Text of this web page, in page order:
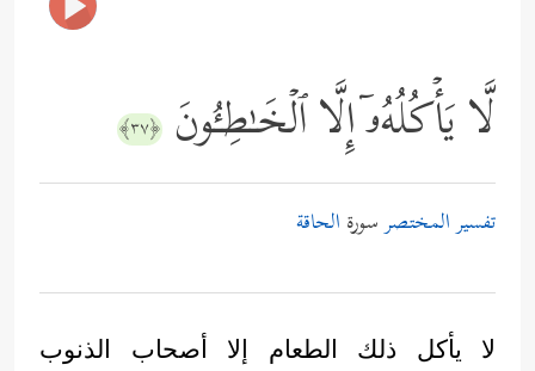
لَّا یَأۡكُلُهُۥۤ إِلَّا ٱلۡخَـٰطِـُٔونَ ﴿٣٧﴾
تفسير المختصرسورة الحاقة
لا يأكل ذلك الطعام إلا أصحاب الذنوب